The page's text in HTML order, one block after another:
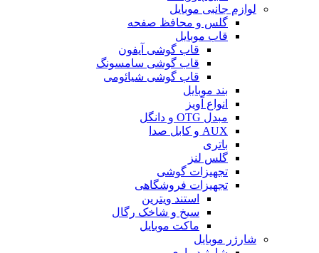
لوازم جانبی موبایل
گلس و محافظ صفحه
قاب موبایل
قاب گوشی آیفون
قاب گوشی سامسونگ
قاب گوشی شیائومی
بند موبایل
انواع آویز
مبدل OTG و دانگل
AUX و کابل صدا
باتری
گلس لنز
تجهیزات گوشی
تجهیزات فروشگاهی
استند ویترین
سیخ و شاخک رگال
ماکت موبایل
شارژر موبایل